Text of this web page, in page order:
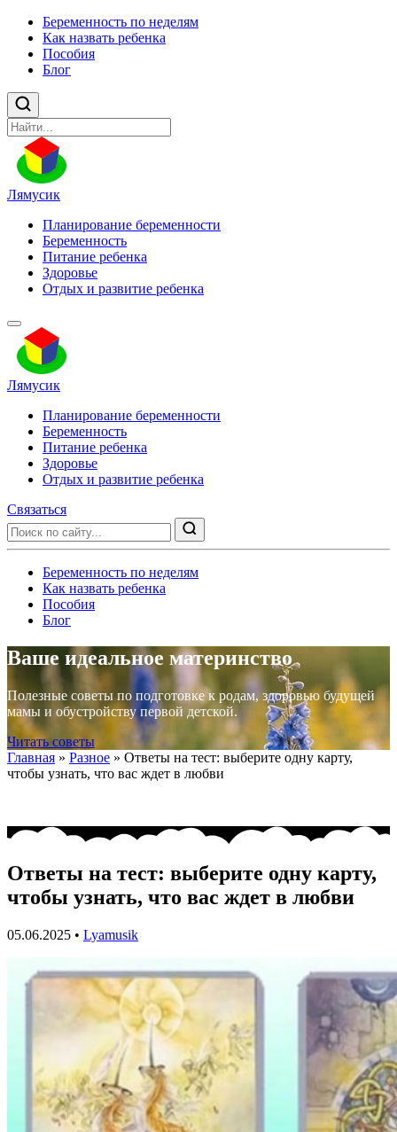
Беременность по неделям
Как назвать ребенка
Пособия
Блог
Лямусик
Планирование беременности
Беременность
Питание ребенка
Здоровье
Отдых и развитие ребенка
Лямусик
Планирование беременности
Беременность
Питание ребенка
Здоровье
Отдых и развитие ребенка
Связаться
Беременность по неделям
Как назвать ребенка
Пособия
Блог
Ваше идеальное материнство
Полезные советы по подготовке к родам, здоровью будущей
мамы и обустройству первой детской.
Читать советы
Главная » Разное » Ответы на тест: выберите одну карту,
чтобы узнать, что вас ждет в любви
Ответы на тест: выберите одну карту,
чтобы узнать, что вас ждет в любви
05.06.2025 • Lyamusik